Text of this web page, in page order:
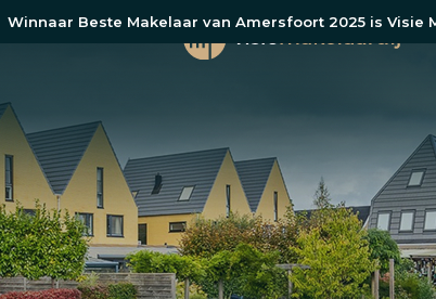
Winnaar Beste Makelaar van Amersfoort 2025 is Visie